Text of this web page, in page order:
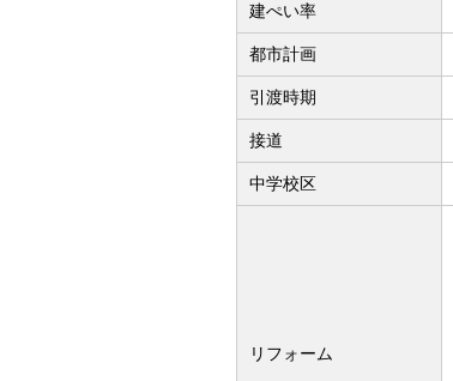
建ぺい率
都市計画
引渡時期
接道
中学校区
リフォーム